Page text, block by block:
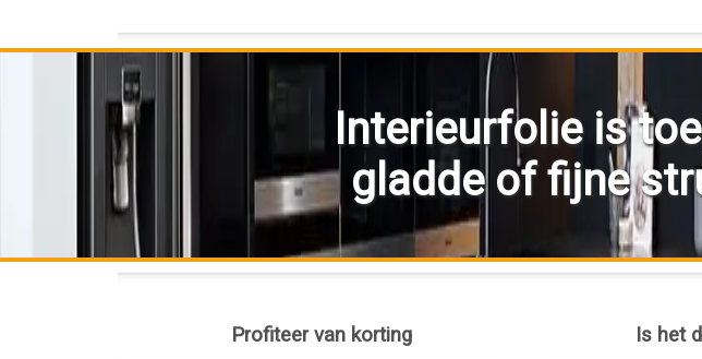
Interieurfolie is
gladde of fijne
Profiteer van korting Is het